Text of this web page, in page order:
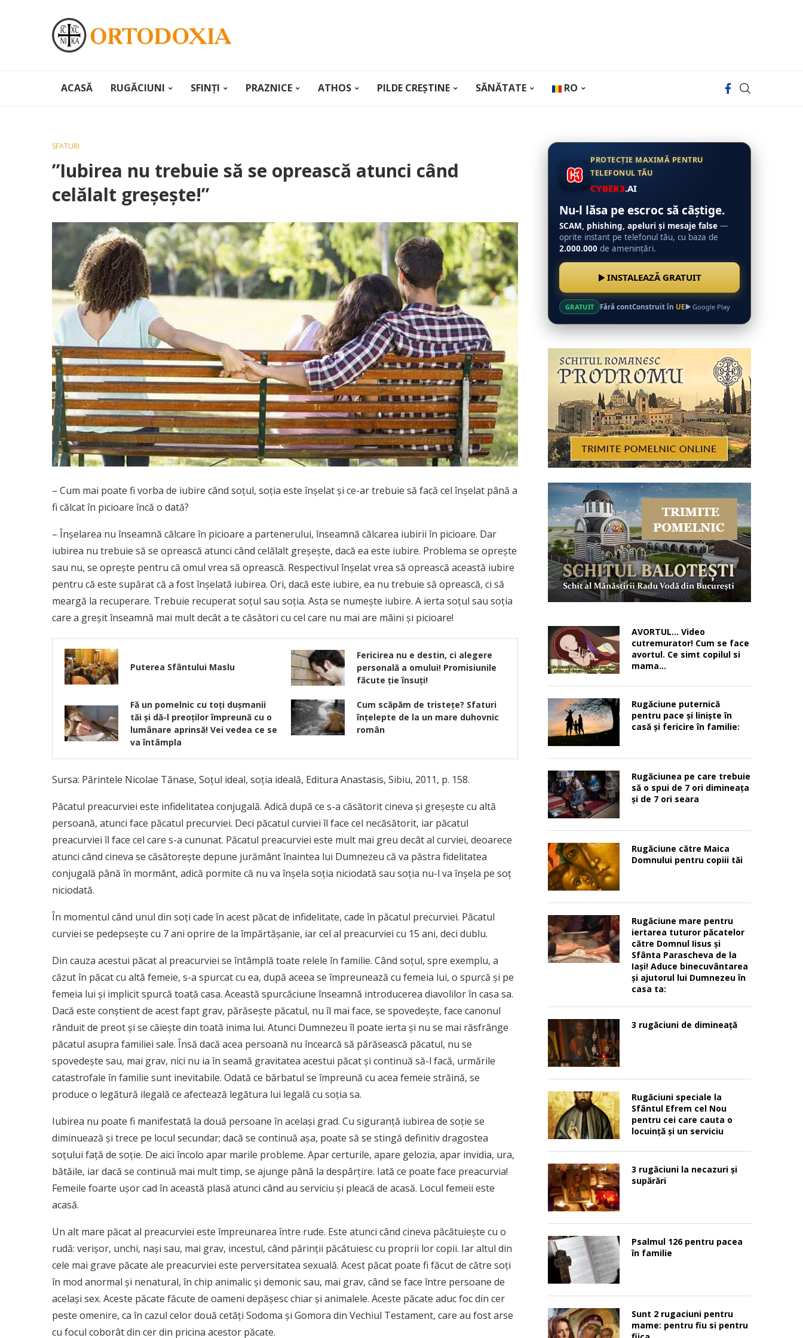
ACASĂ RUGĂCIUNI SFINȚI PRAZNICE ATHOS PILDE CREȘTINE SĂNĂTATE RO
SFATURI
”Iubirea nu trebuie să se oprească atunci când
celălalt greşeşte!”
– Cum mai poate fi vorba de iubire când soţul, soţia este înşelat şi ce-ar trebuie să facă cel înşelat până a
fi călcat în picioare încă o dată?
– Înşelarea nu înseamnă călcare în picioare a partenerului, înseamnă călcarea iubirii în picioare. Dar
iubirea nu trebuie să se oprească atunci când celălalt greşeşte, dacă ea este iubire. Problema se opreşte
sau nu, se opreşte pentru că omul vrea să oprească. Respectivul înşelat vrea să oprească această iubire
pentru că este supărat că a fost înşelată iubirea. Ori, dacă este iubire, ea nu trebuie să oprească, ci să
meargă la recuperare. Trebuie recuperat soţul sau soţia. Asta se numeşte iubire. A ierta soţul sau soţia
care a greşit înseamnă mai mult decât a te căsători cu cel care nu mai are mâini şi picioare!
Puterea Sfântului Maslu
Fericirea nu e destin, ci alegere
personală a omului! Promisiunile
făcute ție însuți!
Fă un pomelnic cu toţi dușmanii
tăi și dă-l preoților împreună cu o
lumânare aprinsă! Vei vedea ce se
va întâmpla
Cum scăpăm de tristeţe? Sfaturi
înțelepte de la un mare duhovnic
român
Sursa: Părintele Nicolae Tănase, Soțul ideal, soția ideală, Editura Anastasis, Sibiu, 2011, p. 158.
Păcatul preacurviei este infidelitatea conjugală. Adică după ce s-a căsătorit cineva şi greşeşte cu altă
persoană, atunci face păcatul precurviei. Deci păcatul curviei îl face cel necăsătorit, iar păcatul
preacurviei îl face cel care s-a cununat. Păcatul preacurviei este mult mai greu decât al curviei, deoarece
atunci când cineva se căsătoreşte depune jurământ înaintea lui Dumnezeu că va păstra fidelitatea
conjugală până în mormânt, adică pormite că nu va înşela soţia niciodată sau soţia nu-l va înşela pe soţ
niciodată.
În momentul când unul din soţi cade în acest păcat de infidelitate, cade în păcatul precurviei. Păcatul
curviei se pedepseşte cu 7 ani oprire de la împărtăşanie, iar cel al preacurviei cu 15 ani, deci dublu.
Din cauza acestui păcat al preacurviei se întâmplă toate relele în familie. Când soţul, spre exemplu, a
căzut în păcat cu altă femeie, s-a spurcat cu ea, după aceea se împreunează cu femeia lui, o spurcă şi pe
femeia lui şi implicit spurcă toată casa. Această spurcăciune înseamnă introducerea diavolilor în casa sa.
Dacă este conştient de acest fapt grav, părăseşte păcatul, nu îl mai face, se spovedeşte, face canonul
rânduit de preot şi se căieşte din toată inima lui. Atunci Dumnezeu îl poate ierta şi nu se mai răsfrânge
păcatul asupra familiei sale. Însă dacă acea persoană nu încearcă să părăsească păcatul, nu se
spovedeşte sau, mai grav, nici nu ia în seamă gravitatea acestui păcat şi continuă să-l facă, urmările
catastrofale în familie sunt inevitabile. Odată ce bărbatul se împreună cu acea femeie străină, se
produce o legătură ilegală ce afectează legătura lui legală cu soţia sa.
Iubirea nu poate fi manifestată la două persoane în acelaşi grad. Cu siguranţă iubirea de soţie se
diminuează şi trece pe locul secundar; dacă se continuă aşa, poate să se stingă definitiv dragostea
soţului faţă de soţie. De aici încolo apar marile probleme. Apar certurile, apare gelozia, apar invidia, ura,
bătăile, iar dacă se continuă mai mult timp, se ajunge până la despărţire. Iată ce poate face preacurvia!
Femeile foarte uşor cad în această plasă atunci când au serviciu şi pleacă de acasă. Locul femeii este
acasă.
Un alt mare păcat al preacurviei este împreunarea între rude. Este atunci când cineva păcătuieşte cu o
rudă: verişor, unchi, naşi sau, mai grav, incestul, când părinţii păcătuiesc cu proprii lor copii. Iar altul din
cele mai grave păcate ale preacurviei este perversitatea sexuală. Acest păcat poate fi făcut de către soţi
în mod anormal şi nenatural, în chip animalic şi demonic sau, mai grav, când se face între persoane de
acelaşi sex. Aceste păcate făcute de oameni depăşesc chiar şi animalele. Aceste păcate aduc foc din cer
peste omenire, ca în cazul celor două cetăţi Sodoma şi Gomora din Vechiul Testament, care au fost arse
cu focul coborât din cer din pricina acestor păcate.
PROTECȚIE MAXIMĂ PENTRU
TELEFONUL TĂU
CYBER3.AI
Nu-l lăsa pe escroc să câștige.
SCAM, phishing, apeluri și mesaje false —
oprite instant pe telefonul tău, cu baza de
2.000.000 de amenințări.
INSTALEAZĂ GRATUIT
GRATUIT Fără contConstruit în UE Google Play
AVORTUL… Video
cutremurator! Cum se face
avortul. Ce simt copilul si
mama…
Rugăciune puternică
pentru pace şi linişte în
casă şi fericire în familie:
Rugăciunea pe care trebuie
să o spui de 7 ori dimineața
și de 7 ori seara
Rugăciune către Maica
Domnului pentru copiii tăi
Rugăciune mare pentru
iertarea tuturor păcatelor
către Domnul Iisus şi
Sfânta Parascheva de la
Iaşi! Aduce binecuvântarea
şi ajutorul lui Dumnezeu în
casa ta:
3 rugăciuni de dimineață
Rugăciuni speciale la
Sfântul Efrem cel Nou
pentru cei care cauta o
locuinţă şi un serviciu
3 rugăciuni la necazuri și
supărări
Psalmul 126 pentru pacea
în familie
Sunt 2 rugaciuni pentru
mame: pentru fiu si pentru